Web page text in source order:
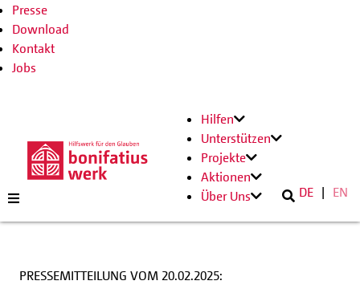
Presse
Download
Kontakt
Jobs
Hilfen
Unterstützen
Projekte
Aktionen
Über Uns
DE EN
PRESSEMITTEILUNG VOM 20.02.2025: